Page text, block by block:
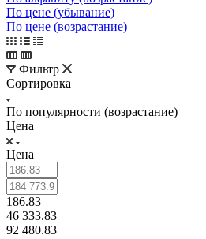
По цене (убывание)
По цене (возрастание)
Фильтр
Сортировка
По популярности (возрастание)
Цена
Цена
186.83
46 333.83
92 480.83